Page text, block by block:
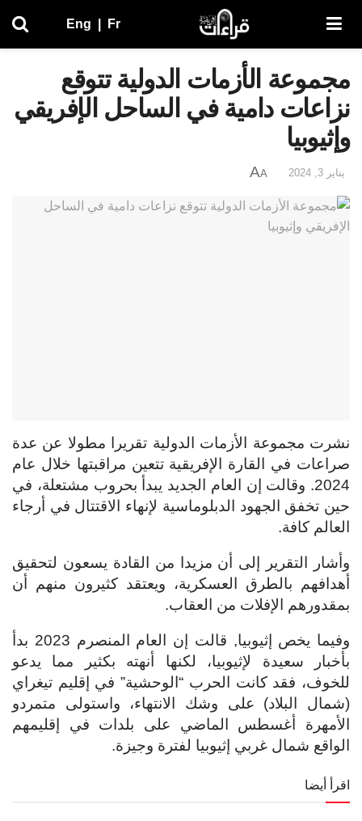
Eng Fr
مجموعة الأزمات الدولية تتوقع
نزاعات دامية في الساحل الإفريقي
وإثيوبيا
يناير 3, 2024 A
A
نشرت مجموعة الأزمات الدولية تقريرا مطولا عن عدة
صراعات في القارة الإفريقية تتعين مراقبتها خلال عام
2024. وقالت إن العام الجديد يبدأ بحروب مشتعلة، في
حين تخفق الجهود الدبلوماسية لإنهاء الاقتتال في أرجاء
العالم كافة.
وأشار التقرير إلى أن مزيدا من القادة يسعون لتحقيق
أهدافهم بالطرق العسكرية، ويعتقد كثيرون منهم أن
بمقدورهم الإفلات من العقاب.
وفيما يخص إثيوبيا, قالت إن العام المنصرم 2023 بدأ
بأخبار سعيدة لإثيوبيا، لكنها أنهته بكثير مما يدعو
للخوف، فقد كانت الحرب “الوحشية” في إقليم تيغراي
(شمال البلاد) على وشك الانتهاء، واستولى متمردو
الأمهرة أغسطس الماضي على بلدات في إقليمهم
الواقع شمال غربي إثيوبيا لفترة وجيزة.
اقرأ أيضا